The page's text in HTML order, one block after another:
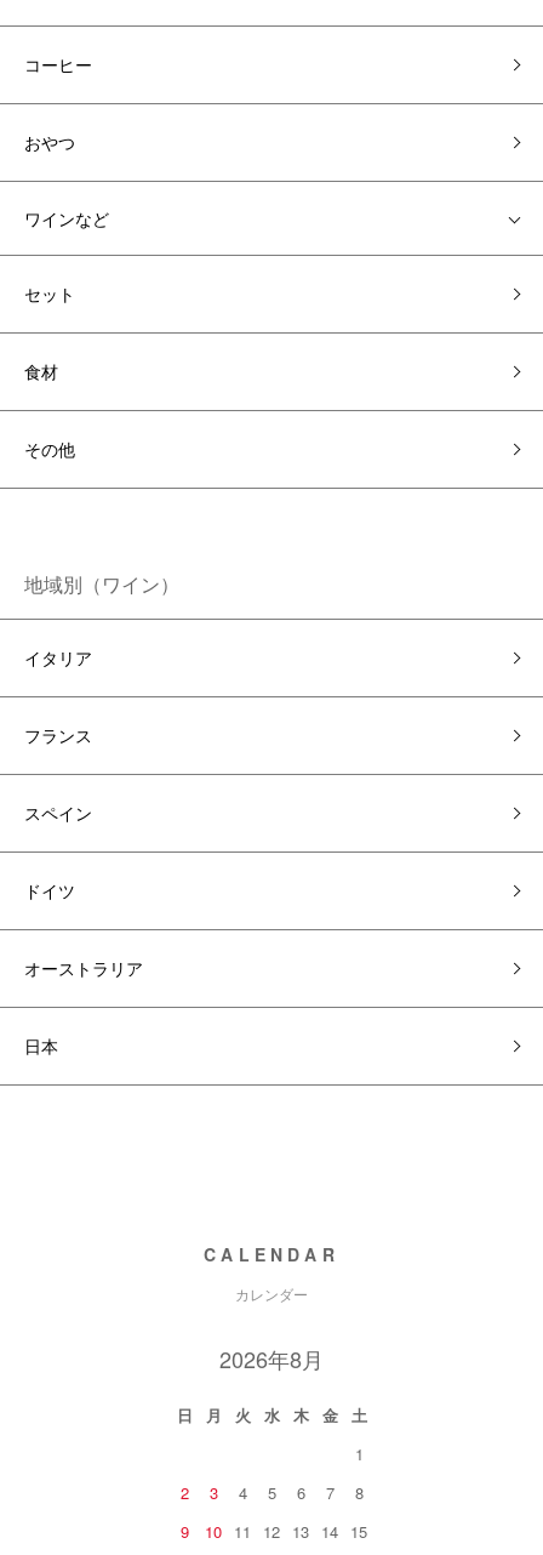
コーヒー
おやつ
ワインなど
セット
食材
その他
地域別（ワイン）
イタリア
フランス
スペイン
ドイツ
オーストラリア
日本
CALENDAR
カレンダー
2026年8月
日 月 火 水 木 金
土
1
2
3 4 5 6 7
8
9
10 11 12 13 14 15